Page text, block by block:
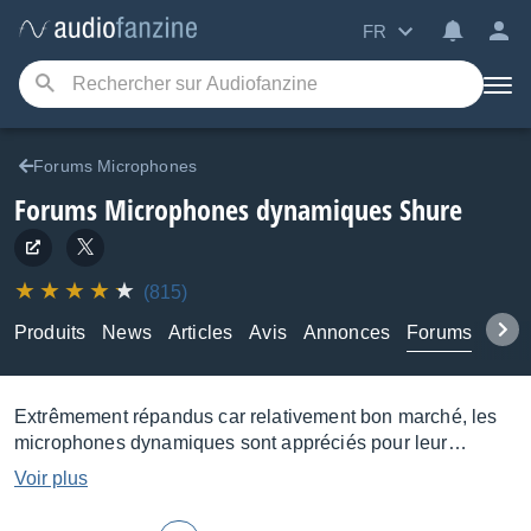
FR
Forums Microphones
Forums Microphones dynamiques Shure
(815)
Produits
News Articles Avis Annonces Forums
Extrêmement répandus car relativement bon marché, les
microphones dynamiques sont appréciés pour leur
aptitude à encaisser de fortes pressions acoustiques.
Utilisés pour la prise de son de caisse claire, grosse
caisse, guitare et basse électrique ou encore pour les
Voir plus